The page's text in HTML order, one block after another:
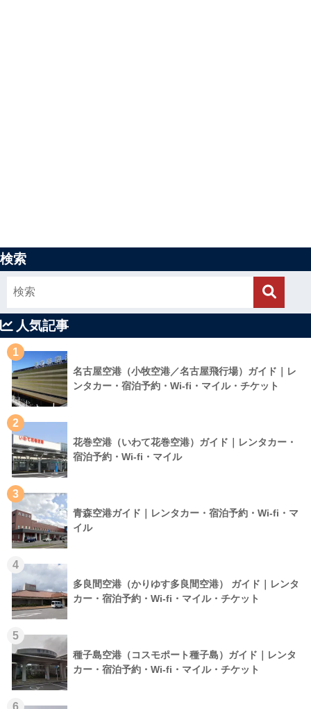
検索
人気記事
1
名古屋空港（小牧空港／名古屋飛行場）ガイド｜レ
ンタカー・宿泊予約・Wi-fi・マイル・チケット
2
花巻空港（いわて花巻空港）ガイド｜レンタカー・
宿泊予約・Wi-fi・マイル
3
青森空港ガイド｜レンタカー・宿泊予約・Wi-fi・マ
イル
4
多良間空港（かりゆす多良間空港） ガイド｜レンタ
カー・宿泊予約・Wi-fi・マイル・チケット
5
種子島空港（コスモポート種子島）ガイド｜レンタ
カー・宿泊予約・Wi-fi・マイル・チケット
6